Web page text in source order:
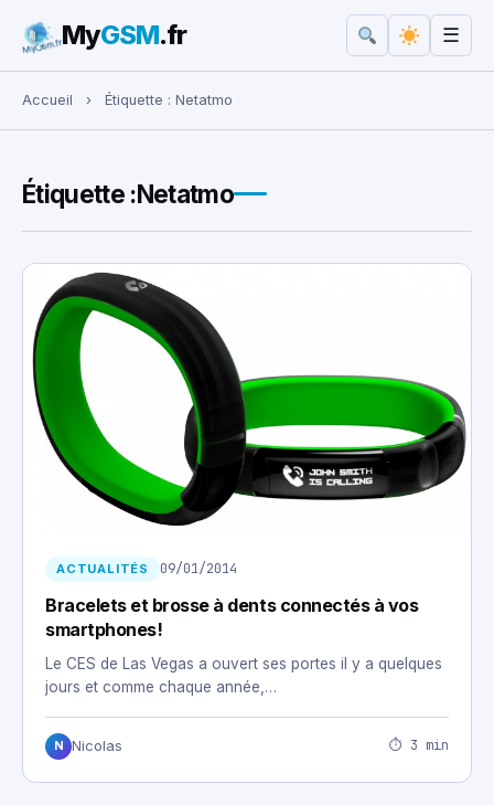
Rechercher :
MyGSM.fr ☰
Accueil › Étiquette : Netatmo
Étiquette :Netatmo
ACTUALITÉS 09/01/2014
Bracelets et brosse à dents connectés à vos
smartphones!
Le CES de Las Vegas a ouvert ses portes il y a quelques
jours et comme chaque année,…
N Nicolas ⏱ 3 min